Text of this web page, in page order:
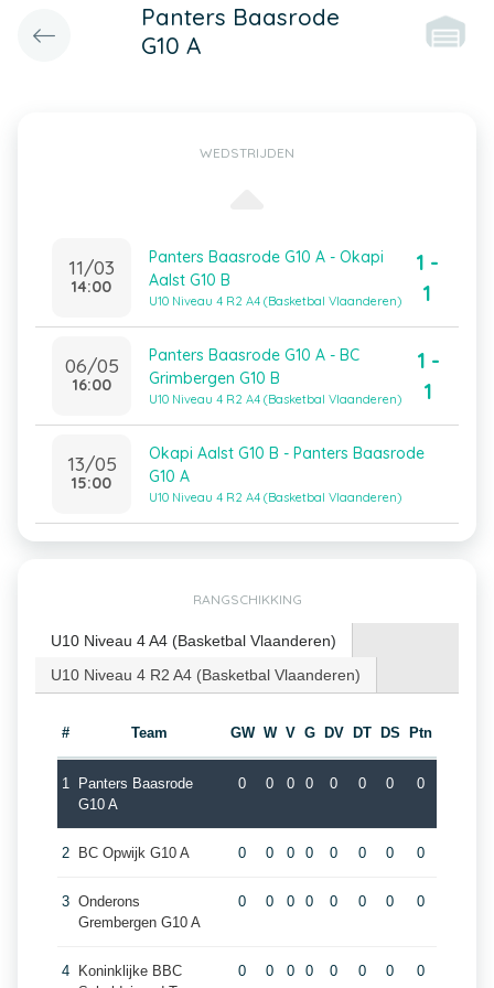
Panters Baasrode
G10 A
WEDSTRIJDEN
11/03
14:00
Panters Baasrode G10 A - Okapi
Aalst G10 B
U10 Niveau 4 R2 A4 (Basketbal Vlaanderen)
1 -
1
06/05
16:00
Panters Baasrode G10 A - BC
Grimbergen G10 B
U10 Niveau 4 R2 A4 (Basketbal Vlaanderen)
1 -
1
13/05
15:00
Okapi Aalst G10 B - Panters Baasrode
G10 A
U10 Niveau 4 R2 A4 (Basketbal Vlaanderen)
RANGSCHIKKING
U10 Niveau 4 A4 (Basketbal Vlaanderen)
U10 Niveau 4 R2 A4 (Basketbal Vlaanderen)
# Team GW W V G DV DT DS Ptn
1
Panters Baasrode
G10 A
0 0 0 0 0 0 0 0
2 BC Opwijk G10 A 0 0 0 0 0 0 0 0
3 Onderons
Grembergen G10 A
0 0 0 0 0 0 0 0
4
Koninklijke BBC
0 0 0 0 0 0 0 0